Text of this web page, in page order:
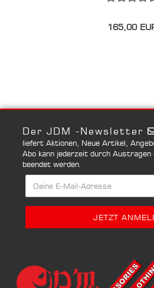
165,00
Der JDM -Newsletter
liefert Aktionen, Neue Artikel,
Abo kann jederzeit durch
beendet werden.